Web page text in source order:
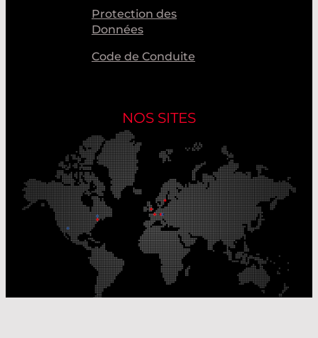
Protection des
Données
Code de Conduite
NOS SITES